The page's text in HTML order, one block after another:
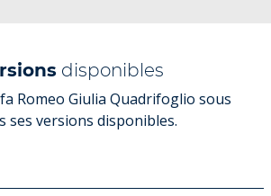
disponibles
Romeo Giulia Quadrifoglio sous
ses versions disponibles.